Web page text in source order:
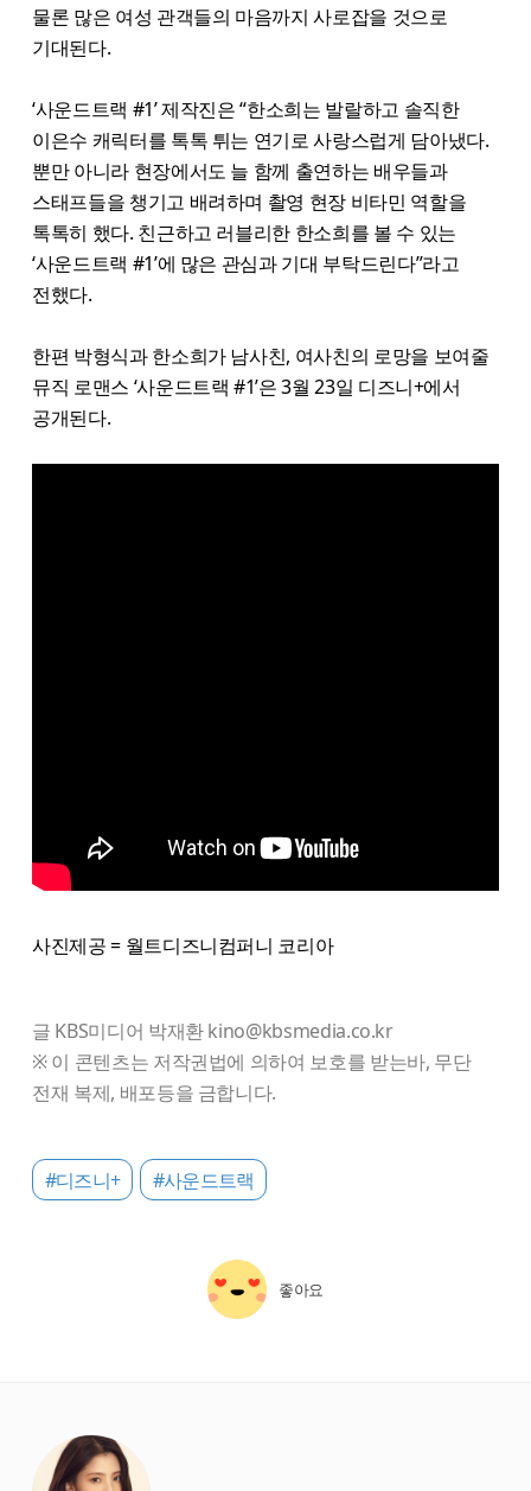
물론 많은 여성 관객들의 마음까지 사로잡을 것으로
기대된다.
‘사운드트랙 #1’ 제작진은 “한소희는 발랄하고 솔직한
이은수 캐릭터를 톡톡 튀는 연기로 사랑스럽게 담아냈다.
뿐만 아니라 현장에서도 늘 함께 출연하는 배우들과
스태프들을 챙기고 배려하며 촬영 현장 비타민 역할을
톡톡히 했다. 친근하고 러블리한 한소희를 볼 수 있는
‘사운드트랙 #1’에 많은 관심과 기대 부탁드린다”라고
전했다.
한편 박형식과 한소희가 남사친, 여사친의 로망을 보여줄
뮤직 로맨스 ‘사운드트랙 #1’은 3월 23일 디즈니+에서
공개된다.
사진제공 = 월트디즈니컴퍼니 코리아
글 KBS미디어 박재환 kino@kbsmedia.co.kr
※ 이 콘텐츠는 저작권법에 의하여 보호를 받는바, 무단
전재 복제, 배포등을 금합니다.
#디즈니+ #사운드트랙
좋아요